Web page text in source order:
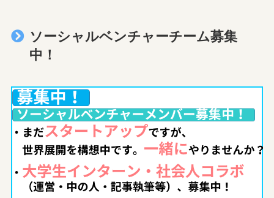
ソーシャルベンチャーチーム募集
中！